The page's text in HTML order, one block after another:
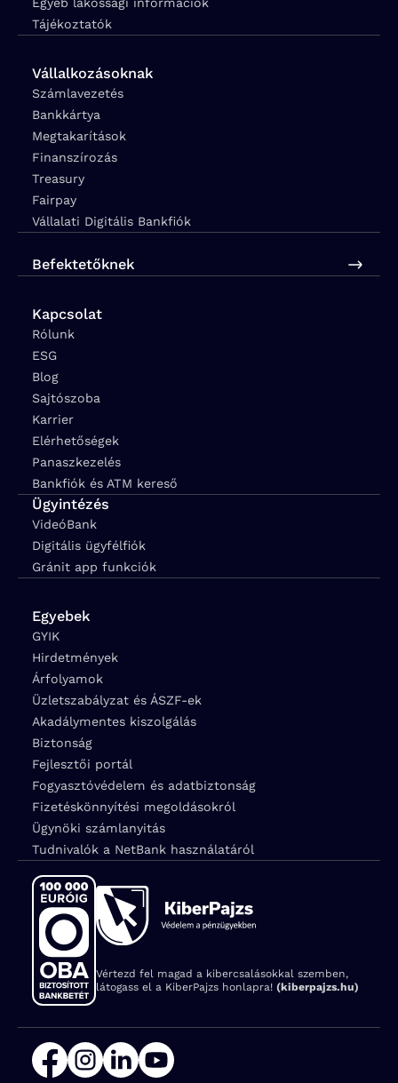
Tájékoztatók
Vállalkozásoknak
Számlavezetés
Bankkártya
Megtakarítások
Finanszírozás
Treasury
Fairpay
Vállalati Digitális Bankfiók
Befektetőknek
Kapcsolat
Rólunk
ESG
Blog
Sajtószoba
Karrier
Elérhetőségek
Panaszkezelés
Bankfiók és ATM kereső
Ügyintézés
VideóBank
Digitális ügyfélfiók
Gránit app funkciók
Egyebek
GYIK
Hirdetmények
Árfolyamok
Üzletszabályzat és ÁSZF-ek
Akadálymentes kiszolgálás
Biztonság
Fejlesztői portál
Fogyasztóvédelem és adatbiztonság
Fizetéskönnyítési megoldásokról
Ügynöki számlanyitás
Tudnivalók a NetBank használatáról
Vértezd fel magad a kibercsalásokkal szemben,
látogass el a KiberPajzs honlapra! (kiberpajzs.hu)